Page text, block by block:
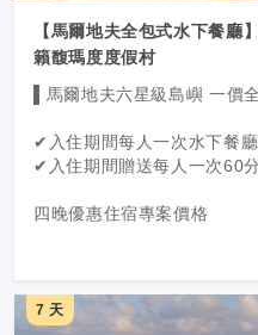
美海島度假體驗，為馬爾地
念。
【馬爾地夫全包式水下餐
籟馥瑪度度假村
▌馬爾地夫六星級島嶼 一價
✔入住期間每人一次水下餐
✔入住期間贈送每人一次60
四晚優惠住宿專案價格
7 天